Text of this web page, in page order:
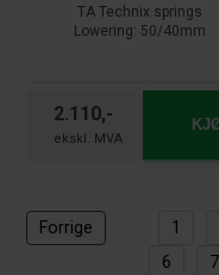
TA Technix springs
Lowering: 50/40mm
Toyota Starlet Type P9
year of construction 03.96 -
all except Diesel
2.110,-
Forrige 1
6
7